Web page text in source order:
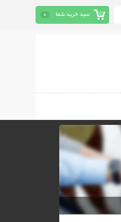
سبد خرید شما 0